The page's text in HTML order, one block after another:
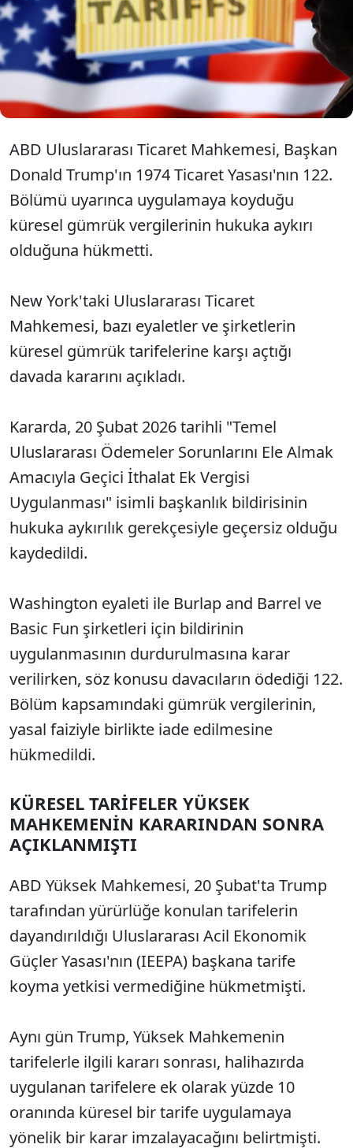
hukuka aykırı bularak iptal etti. Mahkeme,
tartışmalı ek vergilerin geçersiz olduğuna
hükmederken, davacı şirketlere ödedikleri
vergilerin faiziyle birlikte iade edilmesine karar
verdi.
ABD Uluslararası Ticaret Mahkemesi, Başkan
Donald Trump'ın 1974 Ticaret Yasası'nın 122.
Bölümü uyarınca uygulamaya koyduğu
küresel gümrük vergilerinin hukuka aykırı
olduğuna hükmetti.
New York'taki Uluslararası Ticaret
Mahkemesi, bazı eyaletler ve şirketlerin
küresel gümrük tarifelerine karşı açtığı
davada kararını açıkladı.
Kararda, 20 Şubat 2026 tarihli "Temel
Uluslararası Ödemeler Sorunlarını Ele Almak
Amacıyla Geçici İthalat Ek Vergisi
Uygulanması" isimli başkanlık bildirisinin
hukuka aykırılık gerekçesiyle geçersiz olduğu
kaydedildi.
Washington eyaleti ile Burlap and Barrel ve
Basic Fun şirketleri için bildirinin
uygulanmasının durdurulmasına karar
verilirken, söz konusu davacıların ödediği 122.
Bölüm kapsamındaki gümrük vergilerinin,
yasal faiziyle birlikte iade edilmesine
hükmedildi.
KÜRESEL TARİFELER YÜKSEK
MAHKEMENİN KARARINDAN SONRA
AÇIKLANMIŞTI
ABD Yüksek Mahkemesi, 20 Şubat'ta Trump
tarafından yürürlüğe konulan tarifelerin
dayandırıldığı Uluslararası Acil Ekonomik
Güçler Yasası'nın (IEEPA) başkana tarife
koyma yetkisi vermediğine hükmetmişti.
Aynı gün Trump, Yüksek Mahkemenin
tarifelerle ilgili kararı sonrası, halihazırda
uygulanan tarifelere ek olarak yüzde 10
oranında küresel bir tarife uygulamaya
yönelik bir karar imzalayacağını belirtmişti.